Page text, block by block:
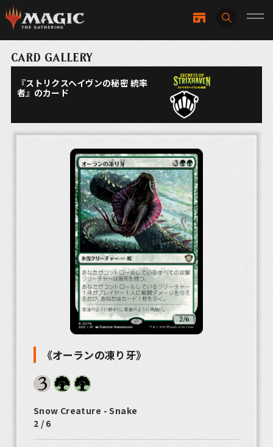
CARD GALLERY
『ストリクスヘイヴンの秘密 統率
者』のカード
《オーランの凍り牙》
Snow Creature - Snake
2 / 6